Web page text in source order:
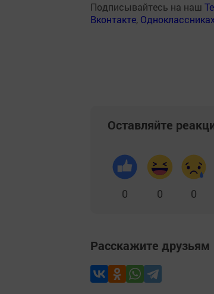
Подписывайтесь на наш
Вконтакте, Одноклассниках
Оставляйте
0 0 0
Расскажите друзьям